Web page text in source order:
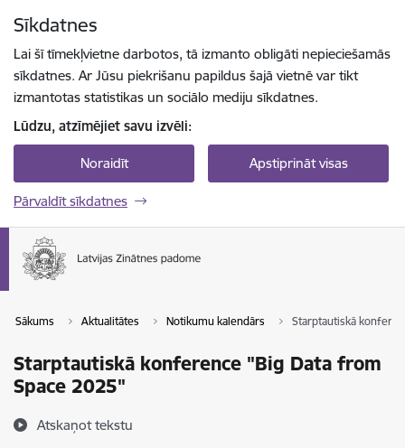
Sīkdatnes
Lai šī tīmekļvietne darbotos, tā izmanto obligāti nepieciešamās
sīkdatnes. Ar Jūsu piekrišanu papildus šajā vietnē var tikt
izmantotas statistikas un sociālo mediju sīkdatnes.
Lūdzu, atzīmējiet savu izvēli:
Noraidīt Apstiprināt visas
Pārvaldīt sīkdatnes
Sākums Aktualitātes Notikumu kalendārs Starptautiskā
Starptautiskā konference "Big Data from
Space 2025"
Atskaņot tekstu